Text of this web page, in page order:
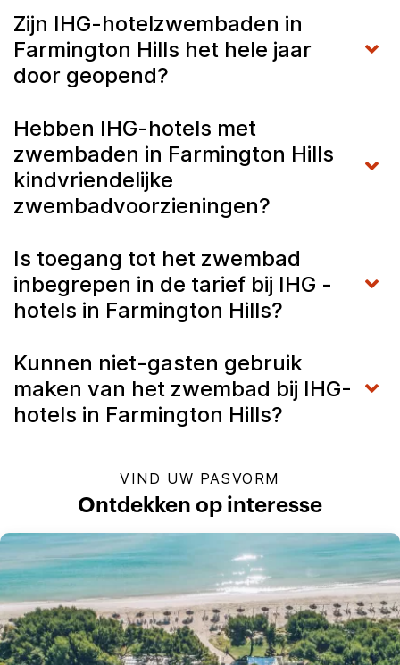
Zijn IHG-hotelzwembaden in
Farmington Hills het hele jaar
door geopend?
Hebben IHG-hotels met
zwembaden in Farmington Hills
kindvriendelijke
zwembadvoorzieningen?
Is toegang tot het zwembad
inbegrepen in de tarief bij IHG -
hotels in Farmington Hills?
Kunnen niet-gasten gebruik
maken van het zwembad bij IHG-
hotels in Farmington Hills?
VIND UW PASVORM
Ontdekken op interesse